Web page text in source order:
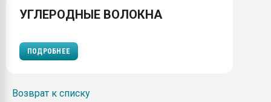
УГЛЕРОДНЫЕ ВОЛОКНА
ПОДРОБНЕЕ
Возврат к списку